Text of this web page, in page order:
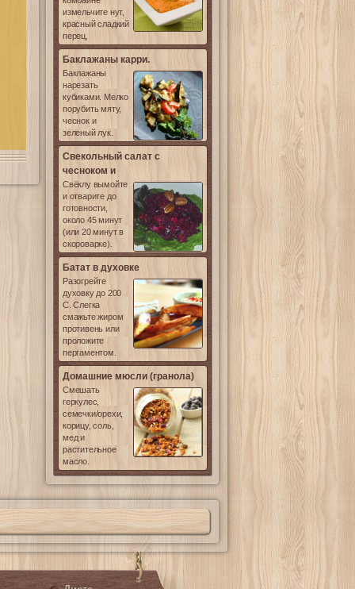
измельчите нут,
красный сладкий
перец,
Баклажаны карри.
Баклажаны
нарезать
кубиками. Мелко
порубить мяту,
чеснок и
зеленый лук.
Свекольный салат с
чесноком и
Свёклу вымойте
и отварите до
готовности,
около 45 минут
(или 20 минут в
скороварке).
Батат в духовке
Разогрейте
духовку до 200
С. Слегка
смажьте жиром
противень или
проложите
пергаментом.
Домашние мюсли (гранола)
Смешать
геркулес,
семечки/орехи,
корицу, соль,
мед и
растительное
масло.